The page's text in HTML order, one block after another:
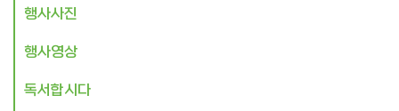
행사사진
행사영상
독서합시다